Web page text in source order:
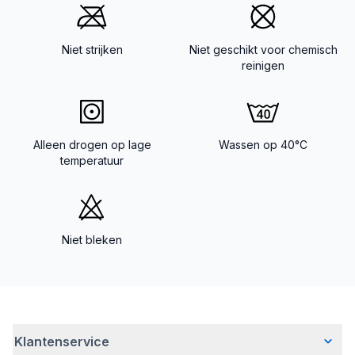
Niet strijken
Niet geschikt voor chemisch
reinigen
Alleen drogen op lage
temperatuur
Wassen op 40°C
Niet bleken
Klantenservice